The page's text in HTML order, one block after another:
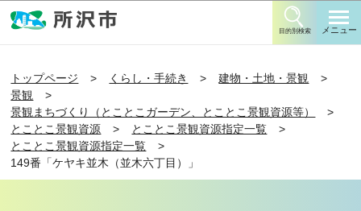
目的別検索 メニュー
トップページ くらし・手続き
建物・土地・景観
景観
景観まちづくり（とことこガーデン、とことこ景観資源等）
とことこ景観資源
とことこ景観資源指定一覧
とことこ景観資源指定一覧
149番「ケヤキ並木（並木六丁目）」